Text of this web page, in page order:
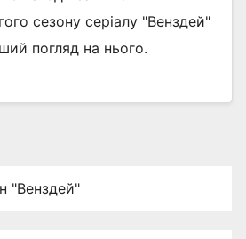
сезону серіалу "Венздей"
погляд на нього.
"Венздей"